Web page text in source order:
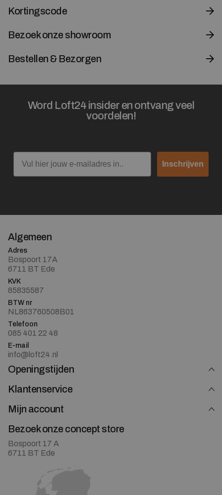
Kortingscode
Bezoek onze showroom
Bestellen & Bezorgen
Word Loft24 insider en ontvang veel
voordelen!
Email
Inschrijven
Algemeen
Adres
Bospoort 17A
6711 BT Ede
KVK
85835587
BTW nr
NL863760508B01
Telefoon
085 401 22 48
E-mail
info@loft24.nl
Openingstijden
Klantenservice
Mijn account
Bezoek onze concept store
Bospoort 17 A
6711 BT Ede